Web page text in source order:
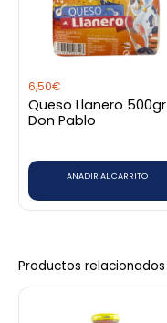
6,50€
Queso Llanero 500gr
Don Pablo
AÑADIR AL CARRITO
Productos relacionados